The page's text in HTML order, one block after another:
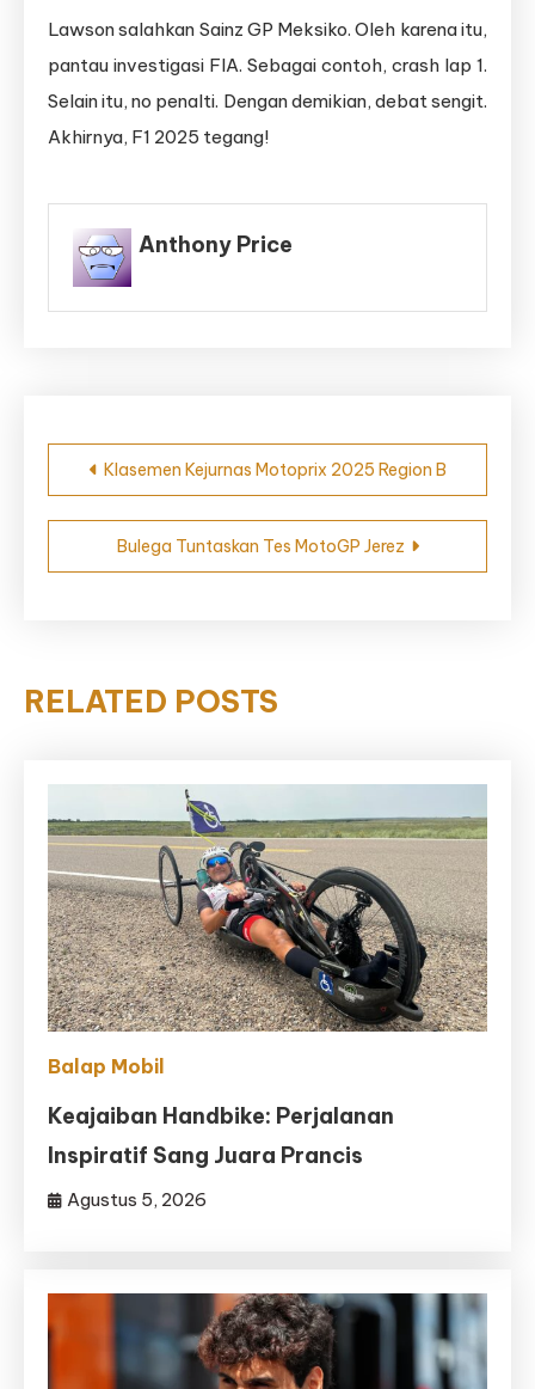
Lawson salahkan Sainz GP Meksiko. Oleh karena itu,
pantau investigasi FIA. Sebagai contoh, crash lap 1.
Selain itu, no penalti. Dengan demikian, debat sengit.
Akhirnya, F1 2025 tegang!
Anthony Price
Navigasi
pos
Klasemen Kejurnas Motoprix 2025 Region B
Bulega Tuntaskan Tes MotoGP Jerez
RELATED POSTS
Balap Mobil
Keajaiban Handbike: Perjalanan
Inspiratif Sang Juara Prancis
Agustus 5, 2026